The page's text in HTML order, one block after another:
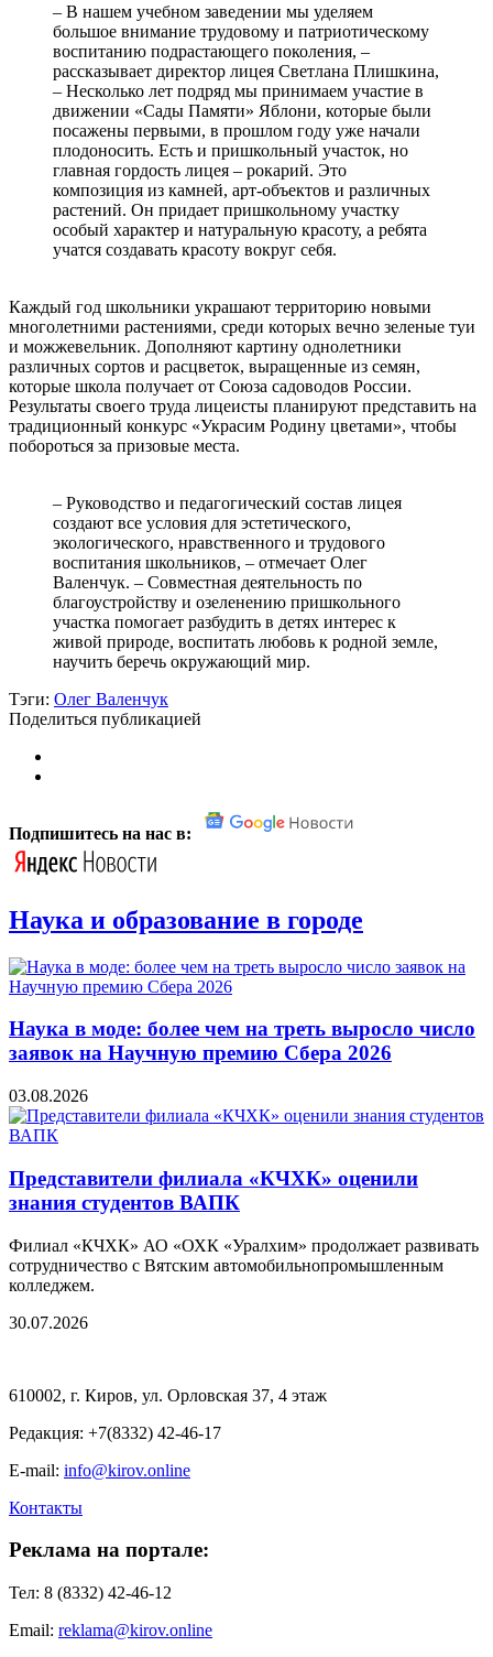
– В нашем учебном заведении мы уделяем
большое внимание трудовому и патриотическому
воспитанию подрастающего поколения, –
рассказывает директор лицея Светлана Плишкина,
– Несколько лет подряд мы принимаем участие в
движении «Сады Памяти» Яблони, которые были
посажены первыми, в прошлом году уже начали
плодоносить. Есть и пришкольный участок, но
главная гордость лицея – рокарий. Это
композиция из камней, арт-объектов и различных
растений. Он придает пришкольному участку
особый характер и натуральную красоту, а ребята
учатся создавать красоту вокруг себя.
Каждый год школьники украшают территорию новыми
многолетними растениями, среди которых вечно зеленые туи
и можжевельник. Дополняют картину однолетники
различных сортов и расцветок, выращенные из семян,
которые школа получает от Союза садоводов России.
Результаты своего труда лицеисты планируют представить на
традиционный конкурс «Украсим Родину цветами», чтобы
побороться за призовые места.
– Руководство и педагогический состав лицея
создают все условия для эстетического,
экологического, нравственного и трудового
воспитания школьников, – отмечает Олег
Валенчук. – Совместная деятельность по
благоустройству и озеленению пришкольного
участка помогает разбудить в детях интерес к
живой природе, воспитать любовь к родной земле,
научить беречь окружающий мир.
Тэги: Олег Валенчук
Поделиться публикацией
Подпишитесь на нас в:
Наука и образование в городе
Наука в моде: более чем на треть выросло число
заявок на Научную премию Сбера 2026
03.08.2026
Представители филиала «КЧХК» оценили
знания студентов ВАПК
Филиал «КЧХК» АО «ОХК «Уралхим» продолжает развивать
сотрудничество с Вятским автомобильнопромышленным
колледжем.
30.07.2026
610002, г. Киров, ул. Орловская 37, 4 этаж
Редакция: +7(8332) 42-46-17
E-mail: info@kirov.online
Контакты
Реклама на портале:
Тел: 8 (8332) 42-46-12
Email: reklama@kirov.online